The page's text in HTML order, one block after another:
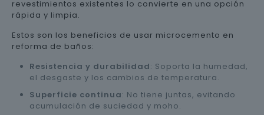
revestimientos existentes lo convierte en una opción
rápida y limpia.
Estos son los beneficios de usar microcemento en
reforma de baños:
Resistencia y durabilidad: Soporta la humedad,
el desgaste y los cambios de temperatura.
Superficie continua: No tiene juntas, evitando
acumulación de suciedad y moho.